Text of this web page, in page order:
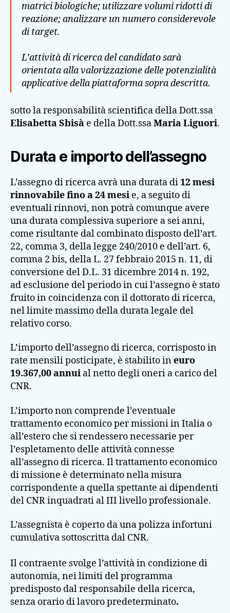
matrici biologiche; utilizzare volumi ridotti di
reazione; analizzare un numero considerevole
di target.
L’attività di ricerca del candidato sarà
orientata alla valorizzazione delle potenzialità
applicative della piattaforma sopra descritta.
sotto la responsabilità scientifica della Dott.ssa
Elisabetta Sbisà e della Dott.ssaMaria Liguori.
Durata e importo dell’assegno
L’assegno di ricerca avrà una durata di12 mesi
rinnovabile fino a 24 mesi e, a seguito di
eventuali rinnovi, non potrà comunque avere
una durata complessiva superiore a sei anni,
come risultante dal combinato disposto dell’art.
22, comma 3, della legge 240/2010 e dell’art. 6,
comma 2 bis, della L. 27 febbraio 2015 n. 11, di
conversione del D.L. 31 dicembre 2014 n. 192,
ad esclusione del periodo in cui l’assegno è stato
fruito in coincidenza con il dottorato di ricerca,
nel limite massimo della durata legale del
relativo corso.
L’importo dell’assegno di ricerca, corrisposto in
rate mensili posticipate, è stabilito ineuro
19.367,00 annui al netto degli oneri a carico del
CNR.
L’importo non comprende l’eventuale
trattamento economico per missioni in Italia o
all’estero che si rendessero necessarie per
l’espletamento delle attività connesse
all’assegno di ricerca. Il trattamento economico
di missione è determinato nella misura
corrispondente a quella spettante ai dipendenti
del CNR inquadrati al III livello professionale.
L’assegnista è coperto da una polizza infortuni
cumulativa sottoscritta dal CNR.
Il contraente svolge l’attività in condizione di
autonomia, nei limiti del programma
predisposto dal responsabile della ricerca,
senza orario di lavoro predeterminato.